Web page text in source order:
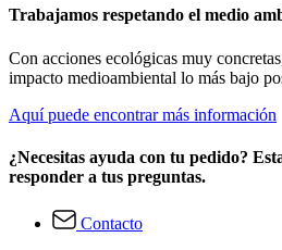
Trabajamos respetando el medio
Con acciones ecológicas muy
impacto medioambiental lo más bajo
Aquí puede encontrar más información
¿Necesitas ayuda con tu pedido?
responder a tus preguntas.
Contacto